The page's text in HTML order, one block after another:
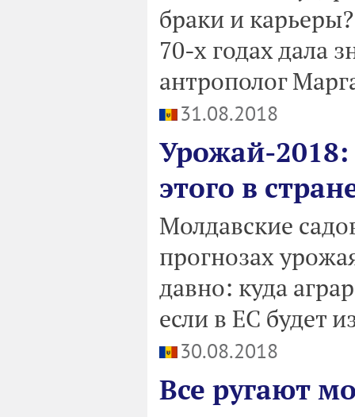
браки и
70-х годах дала
антрополог
31.08.2018
Урожай-
этого в
Молдавские
прогнозах
давно: куда
если в ЕС будет
30.08.2018
Все ругают